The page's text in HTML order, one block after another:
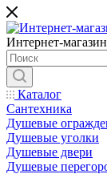
Интернет-магазин
Каталог
Сантехника
Душевые
Душевые уголки
Душевые двери
Душевые